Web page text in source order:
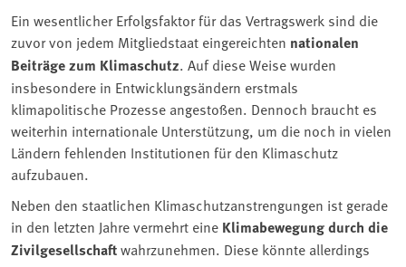
Ein wesentlicher Erfolgsfaktor für das Vertragswerk sind die
zuvor von jedem Mitgliedstaat eingereichten nationalen
Beiträge zum Klimaschutz. Auf diese Weise wurden
insbesondere in Entwicklungsändern erstmals
klimapolitische Prozesse angestoßen. Dennoch braucht es
weiterhin internationale Unterstützung, um die noch in vielen
Ländern fehlenden Institutionen für den Klimaschutz
aufzubauen.
Neben den staatlichen Klimaschutzanstrengungen ist gerade
in den letzten Jahre vermehrt eine Klimabewegung durch die
Zivilgesellschaftwahrzunehmen. Diese könnte allerdings